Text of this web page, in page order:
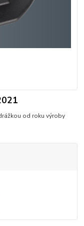
od roku výroby